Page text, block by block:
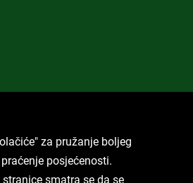
za pružanje boljeg
posjećenosti.
smatra se da se